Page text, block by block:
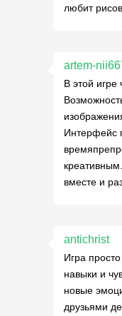
любит
artem-
В этой игре
Интерфейс
вместе и
antichrist
Игра
навыки и
новые
друзьями